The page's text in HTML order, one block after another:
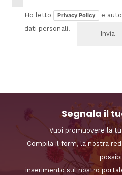
Ho letto Privacy Policy
e
dati personali.
Segnala il
Vuoi promuovere la
Compila il form, la nostra
inserimento sul nostro